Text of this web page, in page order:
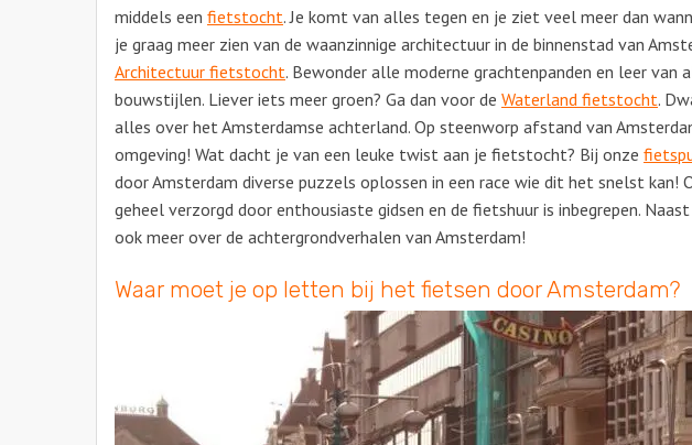
middels een fietstocht. Je komt van alles tegen en je ziet veel meer dan
je graag meer zien van de waanzinnige architectuur in de binnenstad van
Architectuur fietstocht. Bewonder alle moderne grachtenpanden en leer van
bouwstijlen. Liever iets meer groen? Ga dan voor de Waterland fietstocht.
alles over het Amsterdamse achterland. Op steenworp afstand van
omgeving! Wat dacht je van een leuke twist aan je fietstocht? Bij onze
door Amsterdam diverse puzzels oplossen in een race wie dit het snelst kan!
geheel verzorgd door enthousiaste gidsen en de fietshuur is inbegrepen.
ook meer over de achtergrondverhalen van Amsterdam!
Waar moet je op letten bij het fietsen door Amsterdam?